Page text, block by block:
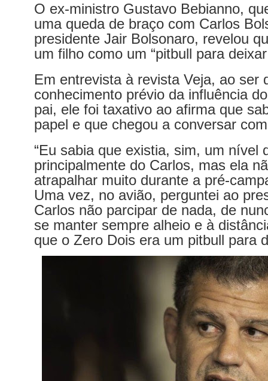
O ex-ministro Gustavo Bebianno,
uma queda de braço com Carlos
presidente Jair Bolsonaro, revelou
um filho como um “pitbull para
Em entrevista à revista Veja, ao ser
conhecimento prévio da influência
pai, ele foi taxativo ao afirma que
papel e que chegou a conversar
“Eu sabia que existia, sim, um nível
principalmente do Carlos, mas ela
atrapalhar muito durante a pré-
Uma vez, no avião, perguntei ao
Carlos não parcipar de nada, de
se manter sempre alheio e à
que o Zero Dois era um pitbull para